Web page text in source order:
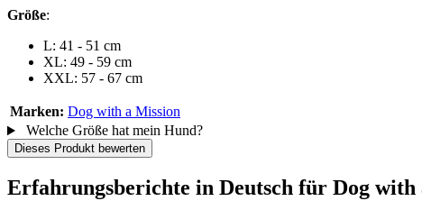
Größe:
L: 41 - 51 cm
XL: 49 - 59 cm
XXL: 57 - 67 cm
Marken: Dog with a Mission
Welche Größe hat mein Hund?
Dieses Produkt bewerten
Erfahrungsberichte in Deutsch für Dog